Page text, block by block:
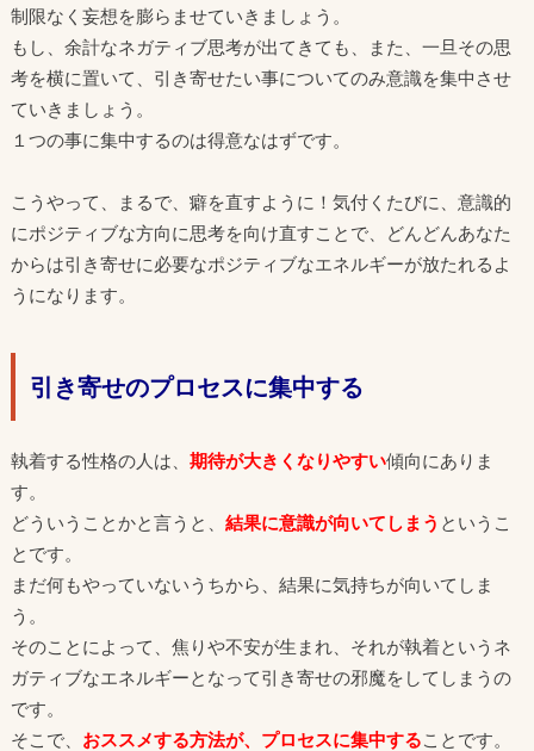
制限なく妄想を膨らませていきましょう。
もし、余計なネガティブ思考が出てきても、また、一旦その思
考を横に置いて、引き寄せたい事についてのみ意識を集中させ
ていきましょう。
１つの事に集中するのは得意なはずです。
こうやって、まるで、癖を直すように！気付くたびに、意識的
にポジティブな方向に思考を向け直すことで、どんどんあなた
からは引き寄せに必要なポジティブなエネルギーが放たれるよ
うになります。
引き寄せのプロセスに集中する
執着する性格の人は、 期待が大きくなりやすい傾向にありま
す。
どういうことかと言うと、 結果に意識が向いてしまう というこ
とです。
まだ何もやっていないうちから、結果に気持ちが向いてしま
う。
そのことによって、焦りや不安が生まれ、それが執着というネ
ガティブなエネルギーとなって引き寄せの邪魔をしてしまうの
です。
そこで、 おススメする方法が、 プロセスに集中することです。